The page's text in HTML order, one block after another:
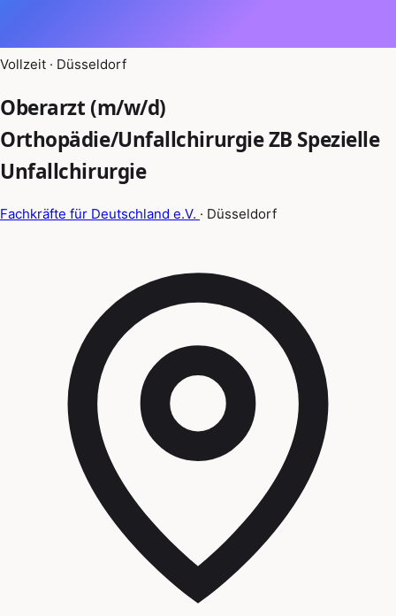
Vollzeit · Düsseldorf
Oberarzt (m/w/d)
Orthopädie/Unfallchirurgie ZB Spezielle
Unfallchirurgie
Fachkräfte für Deutschland e.V. · Düsseldorf